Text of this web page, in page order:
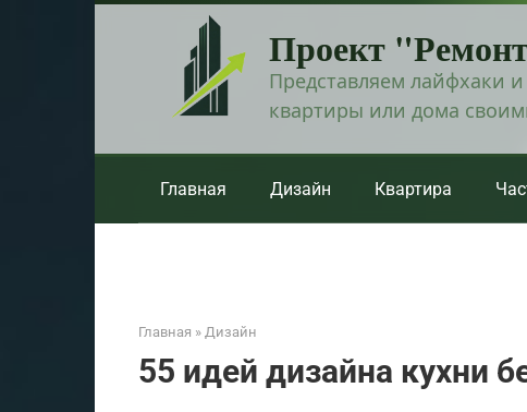
Проект
Представляем лайфхаки
квартиры или дома
Главная Дизайн Квартира
Главная » Дизайн
55 идей дизайна кухни